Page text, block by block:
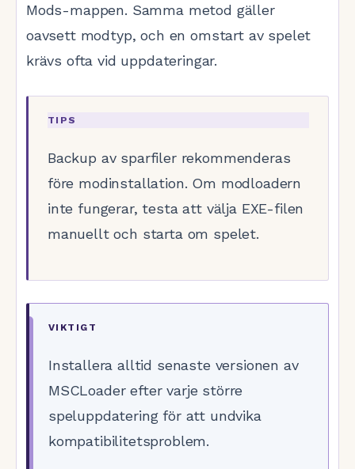
Mods-mappen. Samma metod gäller
oavsett modtyp, och en omstart av spelet
krävs ofta vid uppdateringar.
TIPS
Backup av sparfiler rekommenderas
före modinstallation. Om modloadern
inte fungerar, testa att välja EXE-filen
manuellt och starta om spelet.
VIKTIGT
Installera alltid senaste versionen av
MSCLoader efter varje större
speluppdatering för att undvika
kompatibilitetsproblem.